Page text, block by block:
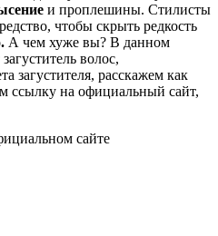
и проплешины. Стилисты
чтобы скрыть редкость
. А чем хуже вы? В данном
волос,
загустителя, расскажем как
ссылку на официальный сайт,
сайте